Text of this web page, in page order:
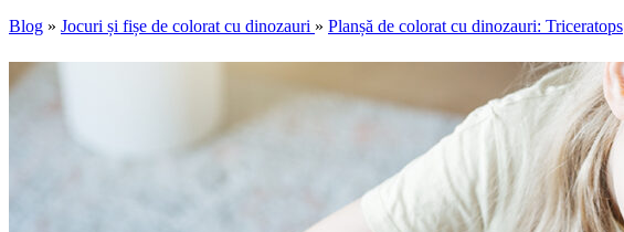
Blog » Jocuri și fișe de colorat cu dinozauri » Planșă de colorat cu dinozauri: Triceratops